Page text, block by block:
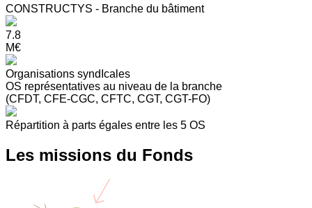
CONSTRUCTYS - Branche du bâtiment
7.8
M€
Organisations syndIcales
OS représentatives au niveau de la branche
(CFDT, CFE-CGC, CFTC, CGT, CGT-FO)
Répartition à parts égales entre les 5 OS
Les missions du Fonds